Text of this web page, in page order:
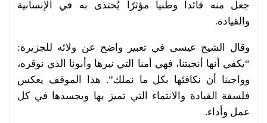
جعل منه قائداً وطنياً مؤثرًا يُحتذى به في الإنسانية
والقيادة.
وقال الشيخ عيسى في تعبير واضح عن ولائه للجزيرة:
“يكفي أنها أنجبتنا، فهي أمنا التي نبرها وأبونا الذي نوقره،
وواجبنا أن نكافئها بكل ما نملك”. هذا الموقف يعكس
فلسفة القيادة والانتماء التي تميز بها ويجسدها في كل
عمل وأداء.